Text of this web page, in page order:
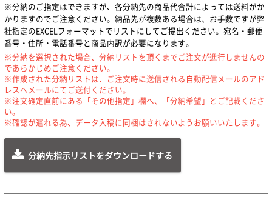
※分納のご指定はできますが、各分納先の商品代合計によっては送料がか
かりますのでご注意ください。納品先が複数ある場合は、お手数ですが弊
社指定のEXCELフォーマットでリストにしてご提出ください。宛名・郵便
番号・住所・電話番号と商品内訳が必要になります。
※分納を選択された場合、分納リストを頂くまでご注文が進行しませんの
であらかじめご注意ください。
※作成された分納リストは、ご注文時に送信される自動配信メールのアド
レスへメールにてご送付ください。
※注文確定直前にある「その他指定」欄へ、「分納希望」とご記載くださ
い。
※確認が遅れる為、データ入稿に同梱はされないようお願いいたします。
分納先指示リストをダウンロードする